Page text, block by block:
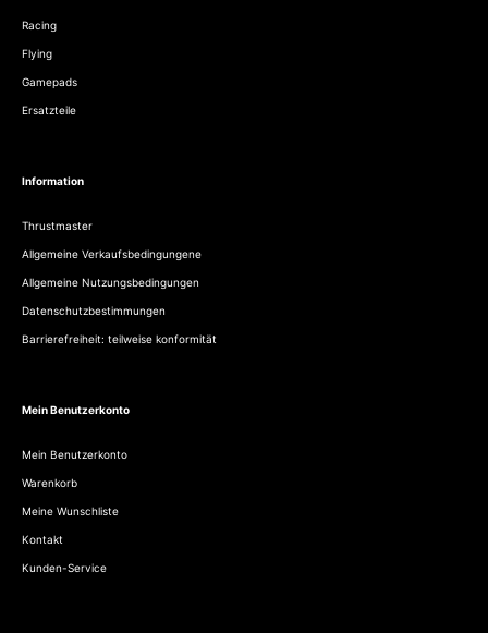
Racing
Flying
Gamepads
Ersatzteile
Information
Thrustmaster
Allgemeine Verkaufsbedingungene
Allgemeine Nutzungsbedingungen
Datenschutzbestimmungen
Barrierefreiheit: teilweise konformität
Mein Benutzerkonto
Mein Benutzerkonto
Warenkorb
Meine Wunschliste
Kontakt
Kunden-Service